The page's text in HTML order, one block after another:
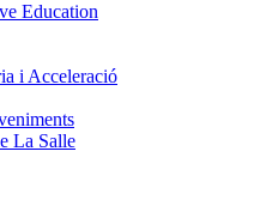
Education
i Acceleració
La Salle